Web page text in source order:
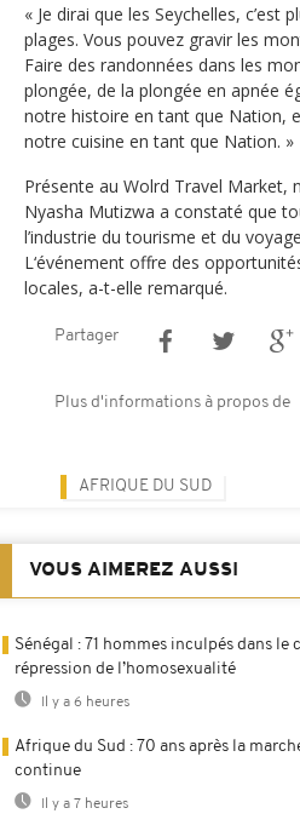
« Je dirai que les Seychelles, c’est
plages. Vous pouvez gravir les
Faire des randonnées dans les
plongée, de la plongée en apnée
notre histoire en tant que Nation,
notre cuisine en tant que Nation. »
Présente au Wolrd Travel Market,
Nyasha Mutizwa a constaté que
l’industrie du tourisme et du
L‘événement offre des
locales, a-t-elle remarqué.
Partager
Plus d'informations à propos de
AFRIQUE DU SUD
VOUS AIMEREZ AUSSI
Sénégal : 71 hommes inculpés dans
répression de l’homosexualité
Il y a 6 heures
Afrique du Sud : 70 ans après la
continue
Il y a 7 heures